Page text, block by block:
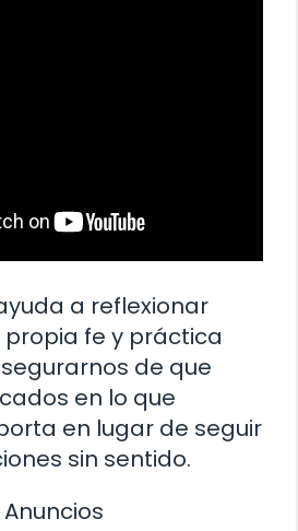
a reflexionar
fe y práctica
de que
en lo que
en lugar de seguir
sin sentido.
Anuncios